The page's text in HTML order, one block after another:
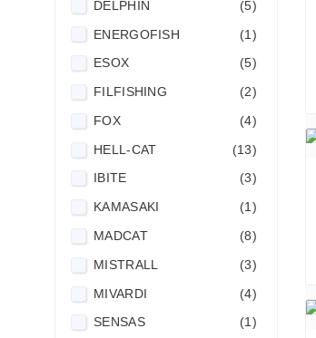
DELPHIN
(5)
ENERGOFISH
(1)
ESOX
(5)
FILFISHING
(2)
FOX
(4)
HELL-CAT
(13)
IBITE
(3)
KAMASAKI
(1)
MADCAT
(8)
MISTRALL
(3)
MIVARDI
(4)
SENSAS
(1)